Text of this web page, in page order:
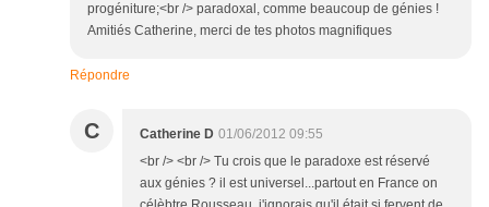
progéniture;<br /> paradoxal, comme beaucoup de génies !
Amitiés Catherine, merci de tes photos magnifiques
Répondre
C Catherine D 01/06/2012 09:55
<br /> <br /> Tu crois que le paradoxe est réservé
aux génies ? il est universel...partout en France on